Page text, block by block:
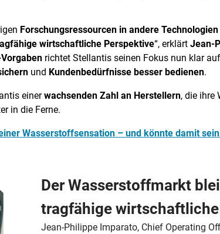
Forschungsressourcen in andere Technologien
wirtschaftliche Perspektive“, erklärt Jean-
Vorgaben richtet Stellantis seinen Fokus nun klar auf
und Kundenbedürfnisse besser bedienen.
einerwachsenden Zahl an Herstellern, die ihre
in die Ferne.
Wasserstoffsensation – und könnte damit
Der Wasserstoffmarkt
tragfähige
Jean-Philippe Imparato, Chief Operating